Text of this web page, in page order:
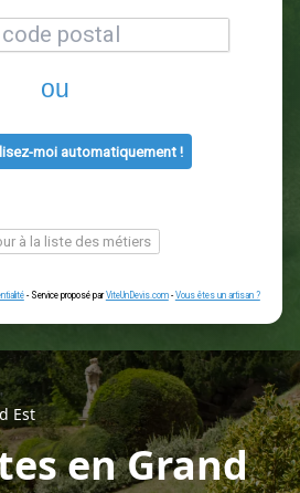
code postal ou la
ou
Retour à la liste des métiers
Est
en Grand